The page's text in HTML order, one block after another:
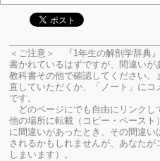
＜ご注意＞ 『1年生の解剖学辞典
書かれているはずですが、間違い
教科書その他で確認してください。
直していただくか、「ノート」に
です。
どのページにでも自由にリンクし
他の場所に転載（コピー・ペース
に間違いがあったとき、その間違
されるかもしれませんが、あなた
しまいます）。